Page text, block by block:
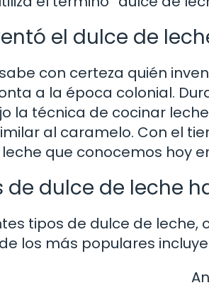
el dulce de
con certeza quién
a la época colonial.
la técnica de cocinar
al caramelo. Con el
que conocemos hoy
de dulce de leche
tipos de dulce de
los más populares